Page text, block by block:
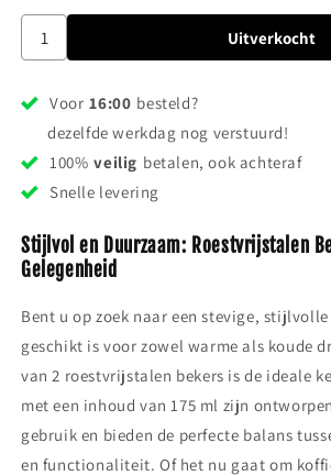
Uitverkocht
Voor 16:00 besteld?
dezelfde werkdag nog verstuurd!
100% veilig betalen, ook achteraf
Snelle levering
Stijlvol en Duurzaam: Roestvrijstalen
Gelegenheid
Bent u op zoek naar een stevige,
geschikt is voor zowel warme als koude
van 2 roestvrijstalen bekers is de ideale
met een inhoud van 175 ml zijn
gebruik en bieden de perfecte balans
en functionaliteit. Of het nu gaat om